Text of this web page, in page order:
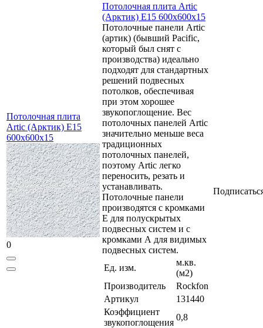
Потолочная плита
Artic (Арктик) E15
600x600x15
0
Потолочная плита Artic
(Арктик) E15 600x600x15
Потолочные панели Artic
(артик) (бывший Pacific,
который был снят с
производства) идеально
подходят для стандартных
решений подвесных
потолков, обеспечивая
при этом хорошее
звукопоглощение. Вес
потолочных панелей Artic
значительно меньше веса
традиционных
потолочных панелей,
поэтому Artic легко
переносить, резать и
устанавливать.
Потолочные панели
производятся с кромками
Е для полускрытых
подвесных систем и с
кромками А для видимых
подвесных систем.
Ед. изм.
м.кв.
(м2)
Производитель
Rockfon
Артикул
131440
Коэффициент
звукопоглощения
0,8